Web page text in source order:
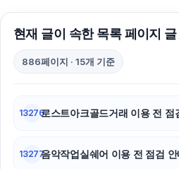
현재 글이 속한 목록 페이지
886페이지 · 15개 기준
13276로스트아크골드거래 이용 전
13277음악작업실쉐어 이용 전 점검